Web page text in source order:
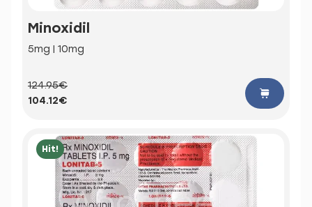
Minoxidil
5mg | 10mg
124.95€
104.12€
Hit!